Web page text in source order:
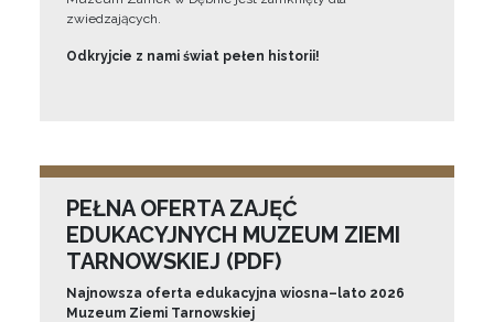
zwiedzających.
Odkryjcie z nami świat pełen historii!
PEŁNA OFERTA ZAJĘĆ
EDUKACYJNYCH MUZEUM ZIEMI
TARNOWSKIEJ (PDF)
Najnowsza oferta edukacyjna wiosna–lato 2026
Muzeum Ziemi Tarnowskiej